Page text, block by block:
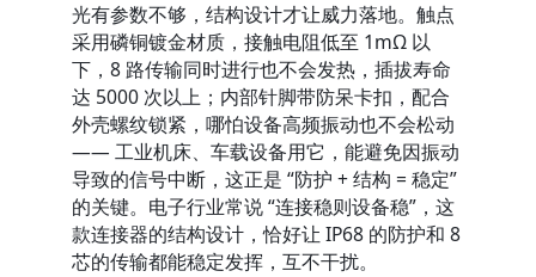
光有参数不够，结构设计才让威力落地。触点
采用磷铜镀金材质，接触电阻低至 1mΩ 以
下，8 路传输同时进行也不会发热，插拔寿命
达 5000 次以上；内部针脚带防呆卡扣，配合
外壳螺纹锁紧，哪怕设备高频振动也不会松动
—— 工业机床、车载设备用它，能避免因振动
导致的信号中断，这正是 “防护 + 结构 = 稳定”
的关键。电子行业常说 “连接稳则设备稳”，这
款连接器的结构设计，恰好让 IP68 的防护和 8
芯的传输都能稳定发挥，互不干扰。